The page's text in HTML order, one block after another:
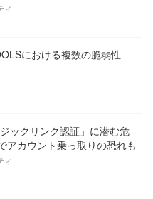
ィ
における複数の脆弱性
ックリンク認証」に潜む危
アカウント乗っ取りの恐れも
ィ